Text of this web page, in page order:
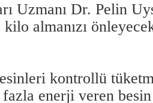
Uzmanı Dr. Pelin
kilo almanızı
kontrollü
enerji veren